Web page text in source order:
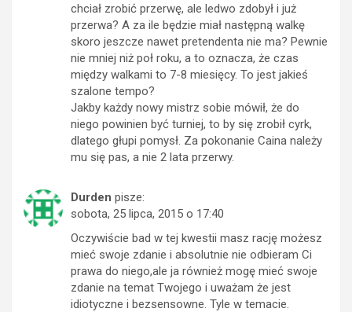
chciał zrobić przerwę, ale ledwo zdobył i już
przerwa? A za ile będzie miał następną walkę
skoro jeszcze nawet pretendenta nie ma? Pewnie
nie mniej niż poł roku, a to oznacza, że czas
między walkami to 7-8 miesięcy. To jest jakieś
szalone tempo?
Jakby każdy nowy mistrz sobie mówił, że do
niego powinien być turniej, to by się zrobił cyrk,
dlatego głupi pomysł. Za pokonanie Caina należy
mu się pas, a nie 2 lata przerwy.
Durden pisze:
sobota, 25 lipca, 2015 o 17:40
Oczywiście bad w tej kwestii masz rację możesz
mieć swoje zdanie i absolutnie nie odbieram Ci
prawa do niego,ale ja również mogę mieć swoje
zdanie na temat Twojego i uważam że jest
idiotyczne i bezsensowne. Tyle w temacie.